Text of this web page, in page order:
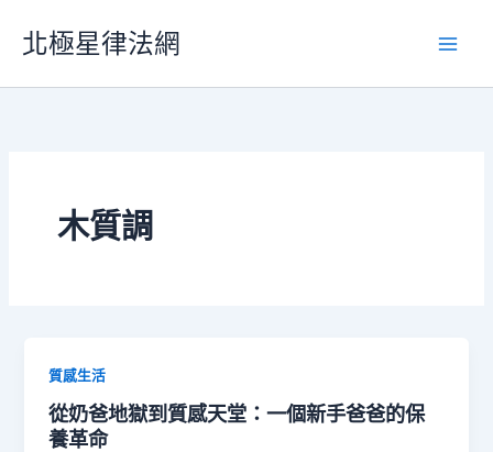
要
北極星律法網
木質調
質感生活
從奶爸地獄到質感天堂：一個新手爸爸的保
養革命